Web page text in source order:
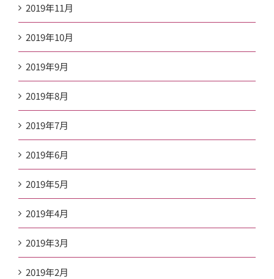
2019年11月
2019年10月
2019年9月
2019年8月
2019年7月
2019年6月
2019年5月
2019年4月
2019年3月
2019年2月